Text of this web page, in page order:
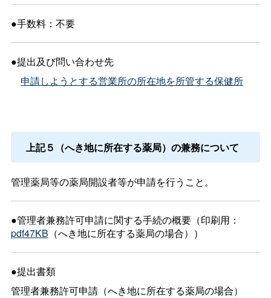
●手数料：不要
●提出及び問い合わせ先
申請しようとする営業所の所在地を所管する保健所
上記５（へき地に所在する薬局）の兼務について
管理薬局等の薬局開設者等が申請を行うこと。
●管理者兼務許可申請に関する手続の概要（印刷用：
pdf47KB （へき地に所在する薬局の場合））
●提出書類
管理者兼務許可申請（へき地に所在する薬局の場合）